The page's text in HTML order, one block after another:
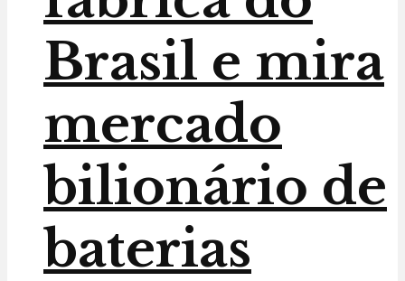
Brasil e mira
mercado
bilionário de
baterias